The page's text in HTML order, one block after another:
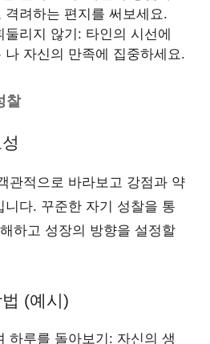
격려하는 편지를 써보세요.
둘리지 않기: 타인의 시선에
나 자신의 만족에 집중하세요.
찰
관적으로 바라보고 강점과 약
니다. 꾸준한 자기 성찰을 통
하고 성장의 방향을 설정할
(예시)
하루를 돌아보기: 자신의 생